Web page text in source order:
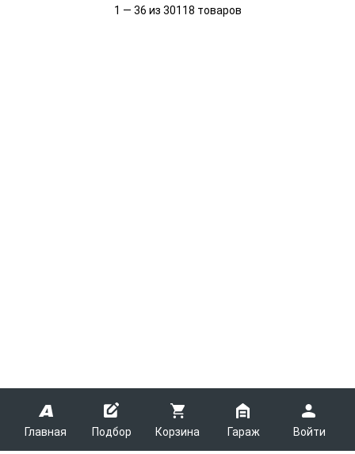
Главная Подбор Корзина Гараж Войти
1 — 36 из 30118 товаров